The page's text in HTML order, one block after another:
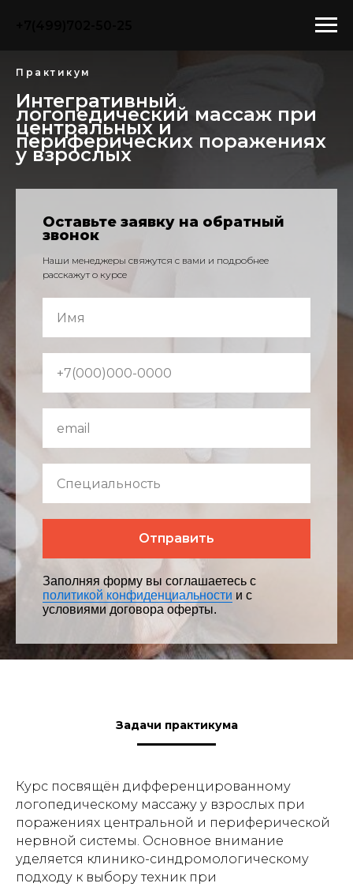
Практикум
Интегративный
логопедический массаж при
центральных и
периферических поражениях
у взрослых
Оставьте заявку на обратный
звонок
Наши менеджеры свяжутся с вами и подробнее
расскажут о курсе
Отправить
Заполняя форму вы соглашаетесь с
политикой конфиденциальности и с
условиями договора оферты.
Задачи практикума
Курс посвящён дифференцированному
логопедическому массажу у взрослых при
поражениях центральной и периферической
нервной системы. Основное внимание
уделяется клинико-синдромологическому
подходу к выбору техник при